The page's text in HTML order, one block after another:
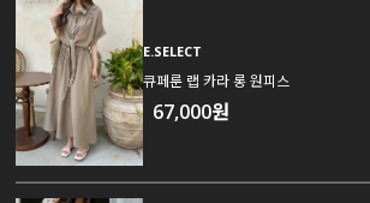
E.SELECT
큐페룬 랩 카라 롱 원피스
67,000원